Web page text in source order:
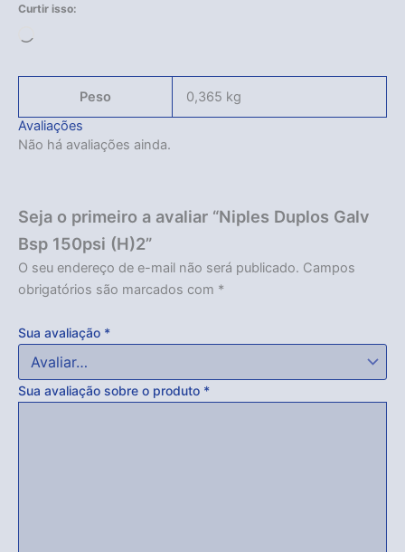
Curtir isso:
Peso
0,365 kg
Avaliações
Não há avaliações ainda.
Seja o primeiro a avaliar “Niples Duplos Galv
Bsp 150psi (H)2”
O seu endereço de e-mail não será publicado. Campos
obrigatórios são marcados com *
Sua avaliação *
Sua avaliação sobre o produto *